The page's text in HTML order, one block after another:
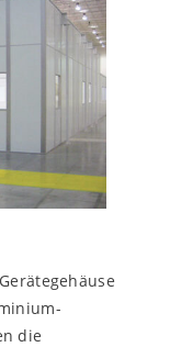
die